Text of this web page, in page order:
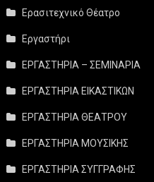
Ερασιτεχνικό Θέατρο
Εργαστήρι
ΕΡΓΑΣΤΗΡΙΑ – ΣΕΜΙΝΑΡΙΑ
ΕΡΓΑΣΤΗΡΙΑ ΕΙΚΑΣΤΙΚΩΝ
ΕΡΓΑΣΤΗΡΙΑ ΘΕΑΤΡΟΥ
ΕΡΓΑΣΤΗΡΙΑ ΜΟΥΣΙΚΗΣ
ΕΡΓΑΣΤΗΡΙΑ ΣΥΓΓΡΑΦΗΣ